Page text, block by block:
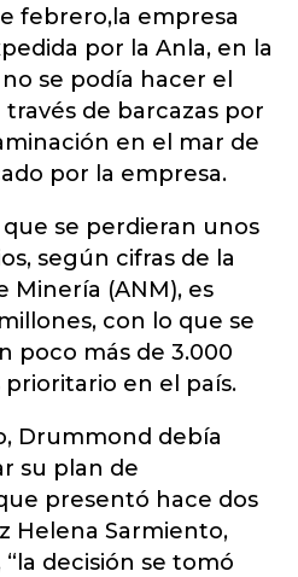
febrero,la empresa
por la Anla, en la
se podía hacer el
de barcazas por
en el mar de
por la empresa.
se perdieran unos
según cifras de la
Minería (ANM), es
con lo que se
poco más de 3.000
en el país.
Drummond debía
su plan de
presentó hace dos
Helena Sarmiento,
decisión se tomó